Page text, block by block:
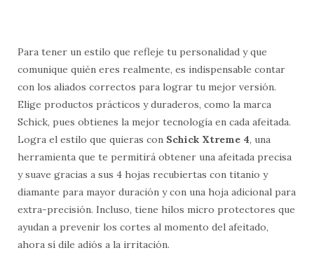
Para tener un estilo que refleje tu personalidad y que
comunique quién eres realmente, es indispensable contar
con los aliados correctos para lograr tu mejor versión.
Elige productos prácticos y duraderos, como la marca
Schick, pues obtienes la mejor tecnología en cada afeitada.
Logra el estilo que quieras con Schick Xtreme 4, una
herramienta que te permitirá obtener una afeitada precisa
y suave gracias a sus 4 hojas recubiertas con titanio y
diamante para mayor duración y con una hoja adicional para
extra-precisión. Incluso, tiene hilos micro protectores que
ayudan a prevenir los cortes al momento del afeitado,
ahora sí dile adiós a la irritación.